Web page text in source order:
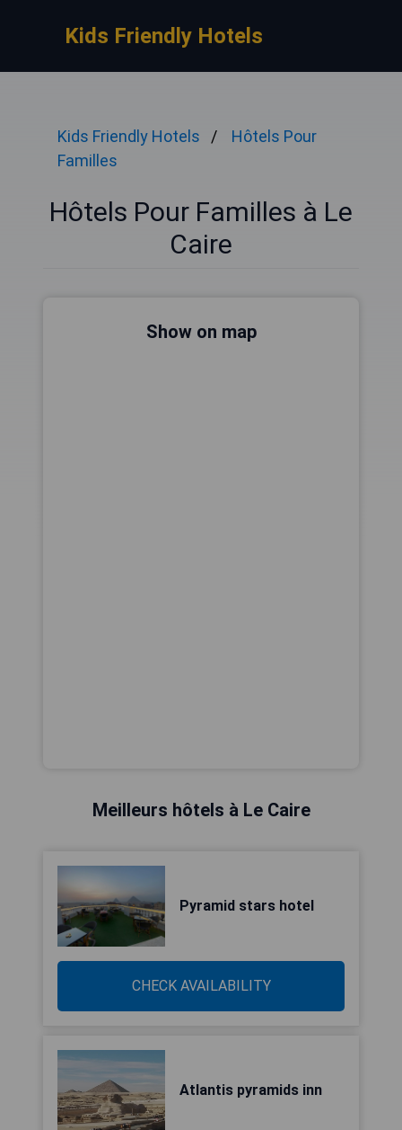
Kids Friendly Hotels
Kids Friendly Hotels
Hôtels Pour
Familles
Hôtels Pour Familles à Le
Caire
Show on map
Meilleurs hôtels à Le Caire
Pyramid stars hotel
CHECK AVAILABILITY
Atlantis pyramids inn